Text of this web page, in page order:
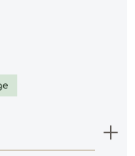
5 Sternen
Wert